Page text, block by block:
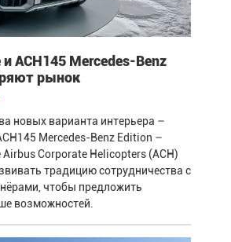
ACH145 Mercedes-Benz
рынок
новых варианта интерьера –
Mercedes-Benz Edition –
Corporate Helicopters (ACH)
традицию сотрудничества с
чтобы предложить
возможностей.